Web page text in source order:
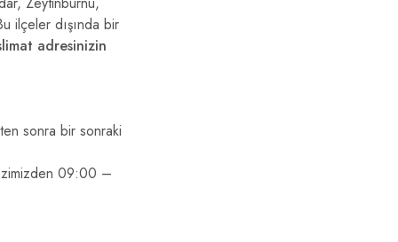
ilçeler dışında bir
adresinizin
sonra bir sonraki
09:00 –